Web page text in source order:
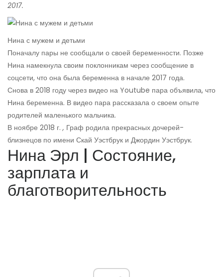
2017.
Нина с мужем и детьми
Поначалу пары не сообщали о своей беременности. Позже
Нина намекнула своим поклонникам через сообщение в
соцсети, что она была беременна в начале 2017 года.
Снова в 2018 году через видео на Youtube пара объявила, что
Нина беременна. В видео пара рассказала о своем опыте
родителей маленького мальчика.
В ноябре 2018 г., Граф родила прекрасных дочерей-
близнецов по имени Скай Уэстбрук и Джордин Уэстбрук.
Нина Эрл | Состояние,
зарплата и
благотворительность